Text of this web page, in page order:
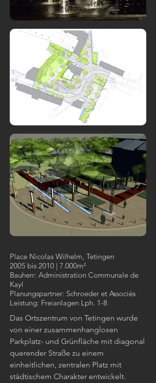
Place Nicolas Wilhelm, Tetingen
2005 bis 2010 | 7.000m²
Bauherr: Administration Communale de
Kayl
Planungspartner: Schroeder et Associés
Leistung: Freianlagen Lph. 1-8
Das Ortszentrum von Tetingen wurde
von einer zusammenhanglosen
Parkplatz- und Grünfläche mit diagonal
querender Straße zu einem
einheitlichen, zentralen Platz mit
städtischem Charakter entwickelt.